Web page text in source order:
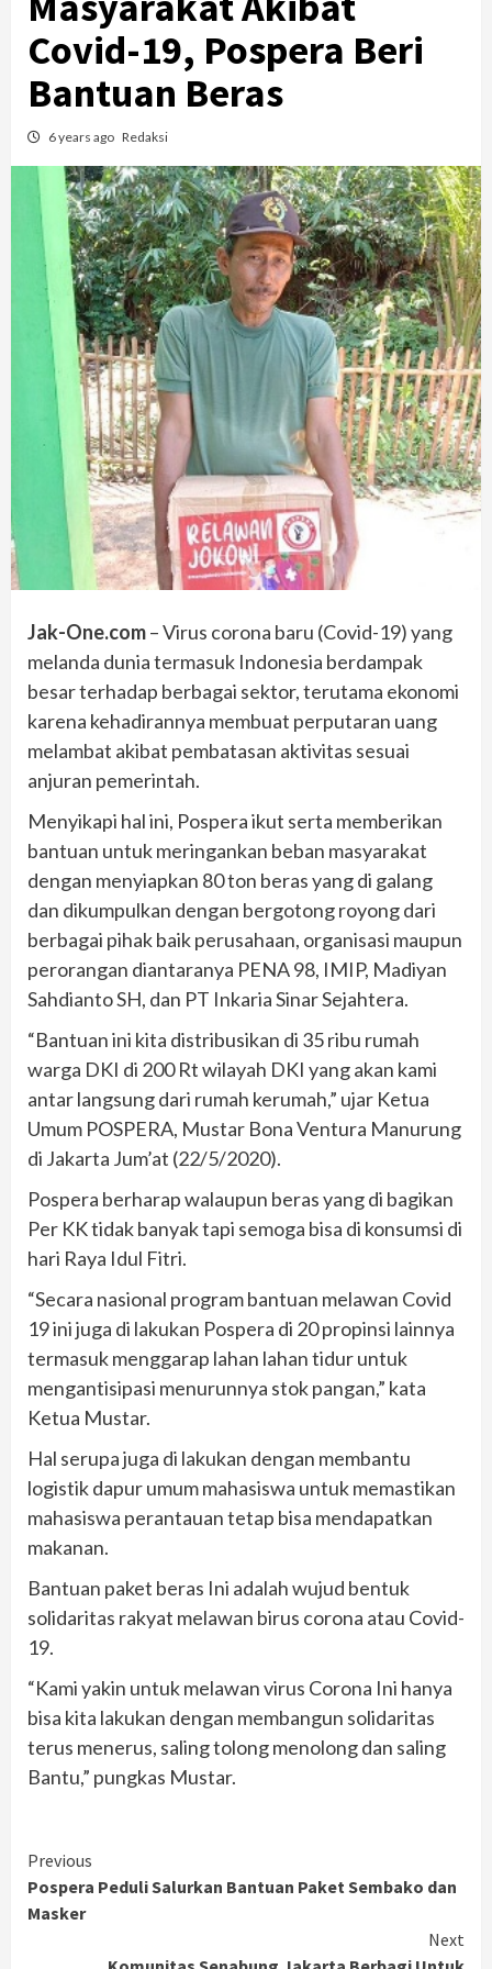
Covid-19, Pospera Beri
Bantuan Beras
6 years ago Redaksi
Jak-One.com– Virus corona baru (Covid-19) yang
melanda dunia termasuk Indonesia berdampak
besar terhadap berbagai sektor, terutama ekonomi
karena kehadirannya membuat perputaran uang
melambat akibat pembatasan aktivitas sesuai
anjuran pemerintah.
Menyikapi hal ini, Pospera ikut serta memberikan
bantuan untuk meringankan beban masyarakat
dengan menyiapkan 80 ton beras yang di galang
dan dikumpulkan dengan bergotong royong dari
berbagai pihak baik perusahaan, organisasi maupun
perorangan diantaranya PENA 98, IMIP, Madiyan
Sahdianto SH, dan PT Inkaria Sinar Sejahtera.
“Bantuan ini kita distribusikan di 35 ribu rumah
warga DKI di 200 Rt wilayah DKI yang akan kami
antar langsung dari rumah kerumah,” ujar Ketua
Umum POSPERA, Mustar Bona Ventura Manurung
di Jakarta Jum’at (22/5/2020).
Pospera berharap walaupun beras yang di bagikan
Per KK tidak banyak tapi semoga bisa di konsumsi di
hari Raya Idul Fitri.
“Secara nasional program bantuan melawan Covid
19 ini juga di lakukan Pospera di 20 propinsi lainnya
termasuk menggarap lahan lahan tidur untuk
mengantisipasi menurunnya stok pangan,” kata
Ketua Mustar.
Hal serupa juga di lakukan dengan membantu
logistik dapur umum mahasiswa untuk memastikan
mahasiswa perantauan tetap bisa mendapatkan
makanan.
Bantuan paket beras Ini adalah wujud bentuk
solidaritas rakyat melawan birus corona atau Covid-
19.
“Kami yakin untuk melawan virus Corona Ini hanya
bisa kita lakukan dengan membangun solidaritas
terus menerus, saling tolong menolong dan saling
Bantu,” pungkas Mustar.
Continue
Reading
Previous
Pospera Peduli Salurkan Bantuan Paket Sembako dan
Masker
Next